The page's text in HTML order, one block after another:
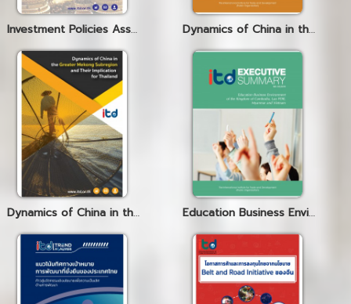
Investment Policies Assessment of ASEAN Member Countries under the Investment Policy Framework for Sustainable Development of the United Nations Conference on Trade and Development Dynamics of China in the Great Mekong Subregion and Their Implication for Thailand
Dynamics of China in the Great Mekong Subregion and Their Implication for Thailand Education Business Environment